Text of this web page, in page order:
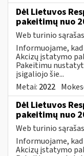
Dėl Lietuvos
pakeitimų nuo
Web turinio sąrašas
Informuojame,
Akcizų įstatymo
Pakeitimu
įsigaliojo šie...
Metai: 2022
Dėl Lietuvos
pakeitimų nuo
Web turinio sąrašas
Informuojame,
Akcizų įstatymo